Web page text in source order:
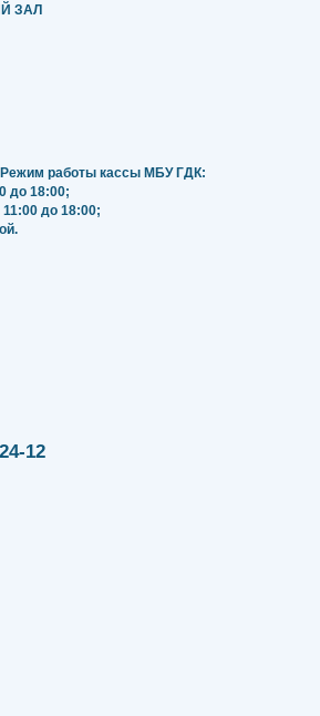
ЗАЛ
Режим работы кассы МБУ ГДК:
до 18:00;
11:00 до 18:00;
12